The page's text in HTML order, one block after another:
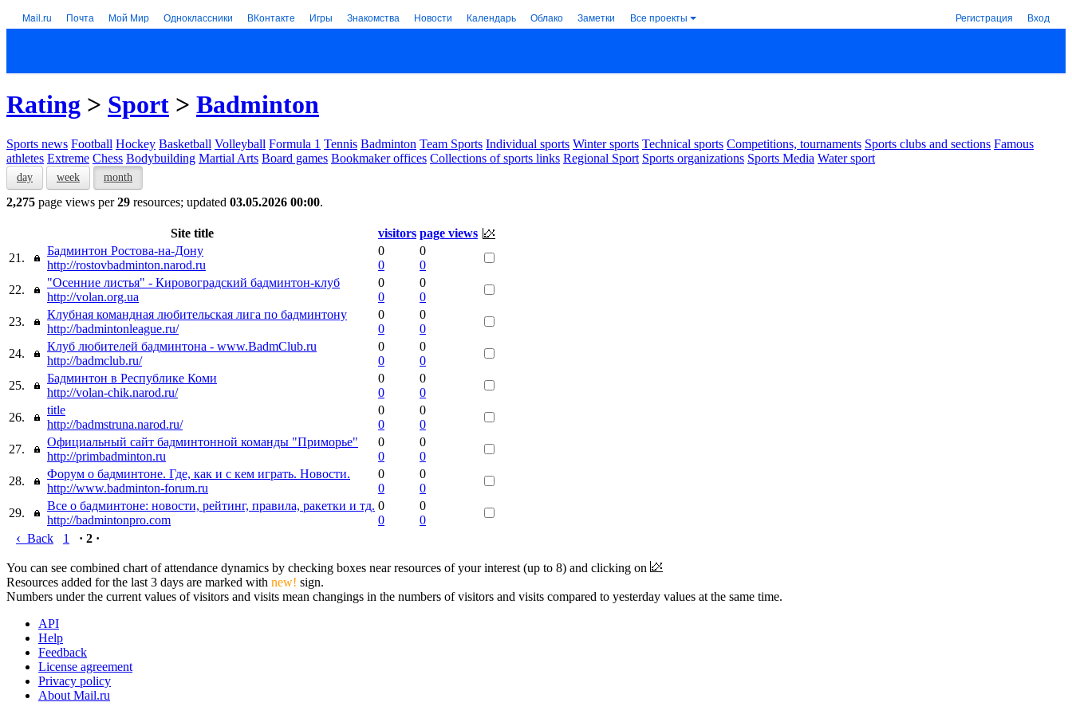
Mail.ru Почта Мой Мир Одноклассники ВКонтакте Игры Знакомства Новости Календарь Облако Заметки Все проекты Регистрация Вход
Rating > Sport > Badminton
Sports news Football Hockey Basketball Volleyball Formula 1 Tennis Badminton Team Sports Individual sports Winter sports Technical sports Competitions, tournaments Sports clubs and sections Famous
athletes Extreme Chess Bodybuilding Martial Arts Board games Bookmaker offices Collections of sports links Regional Sport Sports organizations Sports Media Water sport
day week month
2,275 page views per29 resources; updated 03.05.2026 00:00.
Site title visitors page views
21.
Бадминтон Ростова-на-Дону
http://rostovbadminton.narod.ru
0
0
0
0
22.
"Осенние листья" - Кировоградский бадминтон-клуб
http://volan.org.ua
0
0
0
0
23.
Клубная командная любительская лига по бадминтону
http://badmintonleague.ru/
0
0
0
0
24.
Клуб любителей бадминтона - www.BadmClub.ru
http://badmclub.ru/
0
0
0
0
25.
Бадминтон в Республике Коми
http://volan-chik.narod.ru/
0
0
0
0
26.
title
http://badmstruna.narod.ru/
0
0
0
0
27.
Официальный сайт бадминтонной команды "Приморье"
http://primbadminton.ru
0
0
0
0
28.
Форум о бадминтоне. Где, как и с кем играть. Новости.
http://www.badminton-forum.ru
0
0
0
0
29.
Все о бадминтоне: новости, рейтинг, правила, ракетки и тд.
http://badmintonpro.com
0
0
0
0
‹ Back 1 · 2 ·
You can see combined chart of attendance dynamics by checking boxes near resources of your interest (up to 8) and clicking on
Resources added for the last 3 days are marked with new! sign.
Numbers under the current values of visitors and visits mean changings in the numbers of visitors and visits compared to yesterday values at the same time.
API
Help
Feedback
License agreement
Privacy policy
About Mail.ru